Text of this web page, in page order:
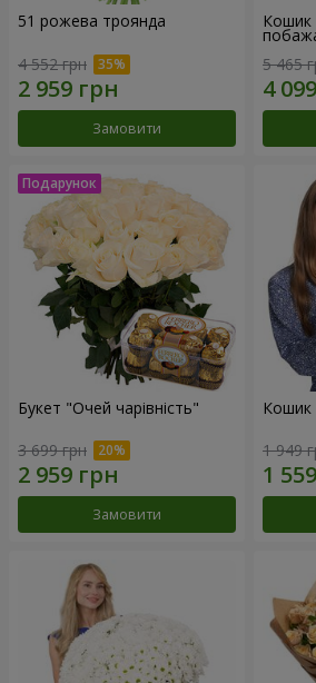
51 рожева троянда
4 552 грн
Замовити
Кошик
5 465
Букет "Очей чарівність"
3 699 грн
Замовити
Кошик
1 949